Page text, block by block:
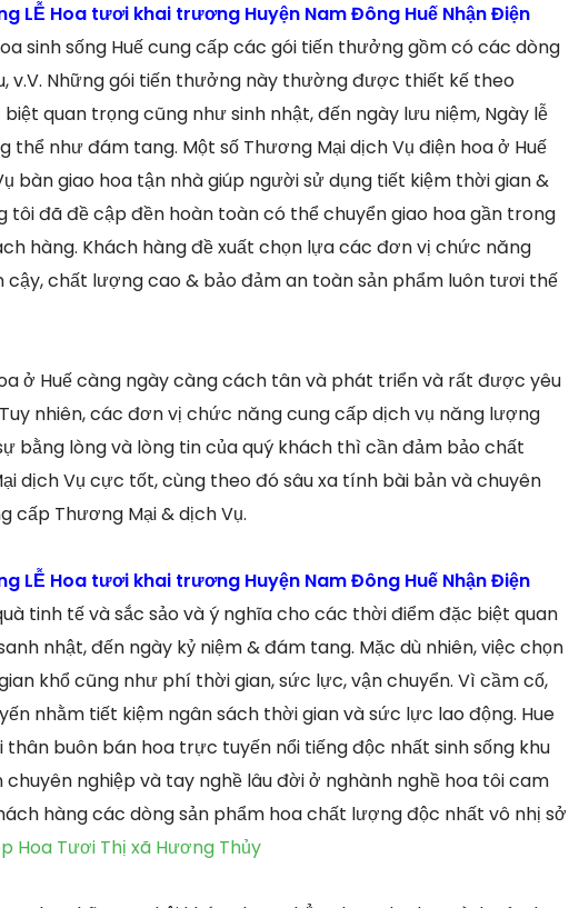
LỄ Hoa tươi khai trương Huyện Nam Đông Huế Nhận Điện
sinh sống Huế cung cấp các gói tiến thưởng gồm có các dòng
v.V. Những gói tiến thưởng này thường được thiết kế theo
quan trọng cũng như sinh nhật, đến ngày lưu niệm, Ngày lễ
như đám tang. Một số Thương Mại dịch Vụ điện hoa ở Huế
bàn giao hoa tận nhà giúp người sử dụng tiết kiệm thời gian &
tôi đã đề cập đền hoàn toàn có thể chuyển giao hoa gần trong
hàng. Khách hàng đề xuất chọn lựa các đơn vị chức năng
chất lượng cao & bảo đảm an toàn sản phẩm luôn tươi thế
ở Huế càng ngày càng cách tân và phát triển và rất được yêu
nhiên, các đơn vị chức năng cung cấp dịch vụ năng lượng
bằng lòng và lòng tin của quý khách thì cần đảm bảo chất
dịch Vụ cực tốt, cùng theo đó sâu xa tính bài bản và chuyên
cấp Thương Mại & dịch Vụ.
LỄ Hoa tươi khai trương Huyện Nam Đông Huế Nhận Điện
tinh tế và sắc sảo và ý nghĩa cho các thời điểm đặc biệt quan
nhật, đến ngày kỷ niệm & đám tang. Mặc dù nhiên, việc chọn
khổ cũng như phí thời gian, sức lực, vận chuyển. Vì cầm cố,
nhằm tiết kiệm ngân sách thời gian và sức lực lao động. Hue
thân buôn bán hoa trực tuyến nổi tiếng độc nhất sinh sống khu
chuyên nghiệp và tay nghề lâu đời ở nghành nghề hoa tôi cam
hàng các dòng sản phẩm hoa chất lượng độc nhất vô nhị sở
Hoa Tươi Thị xã Hương Thủy